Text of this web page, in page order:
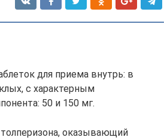
для приема внутрь: в
с характерным
50 и 150 мг.
оказывающий